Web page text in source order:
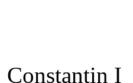
Constantin I